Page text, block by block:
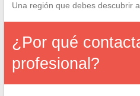
Una región que debes descubrir
¿Por qué
profesional?